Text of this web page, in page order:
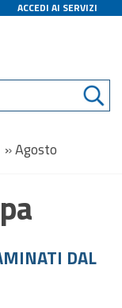
ACCEDI AI SERVIZI
»Agosto
DAL